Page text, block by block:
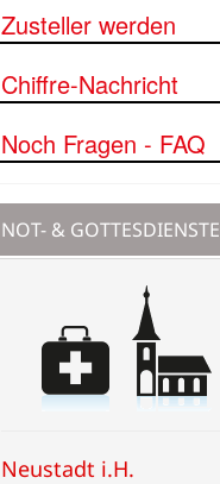
Zusteller werden
Chiffre-Nachricht
Noch Fragen - FAQ
NOT- & GOTTESDIENSTE
Neustadt i.H.